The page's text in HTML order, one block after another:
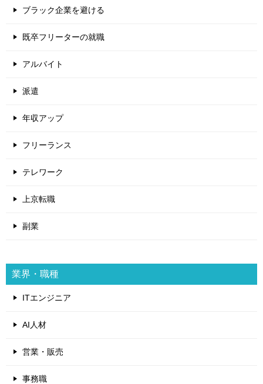
ブラック企業を避ける
既卒フリーターの就職
アルバイト
派遣
年収アップ
フリーランス
テレワーク
上京転職
副業
業界・職種
ITエンジニア
AI人材
営業・販売
事務職